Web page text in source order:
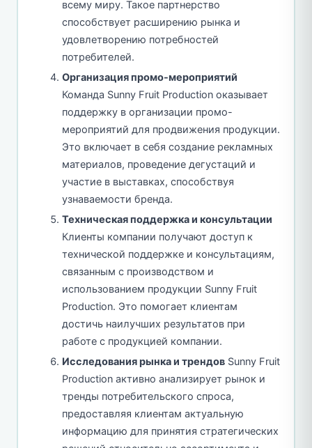
всему миру. Такое партнерство
способствует расширению рынка и
удовлетворению потребностей
потребителей.
Организация промо-мероприятий
Команда Sunny Fruit Production оказывает
поддержку в организации промо-
мероприятий для продвижения продукции.
Это включает в себя создание рекламных
материалов, проведение дегустаций и
участие в выставках, способствуя
узнаваемости бренда.
Техническая поддержка и консультации
Клиенты компании получают доступ к
технической поддержке и консультациям,
связанным с производством и
использованием продукции Sunny Fruit
Production. Это помогает клиентам
достичь наилучших результатов при
работе с продукцией компании.
Исследования рынка и трендов Sunny Fruit
Production активно анализирует рынок и
тренды потребительского спроса,
предоставляя клиентам актуальную
информацию для принятия стратегических